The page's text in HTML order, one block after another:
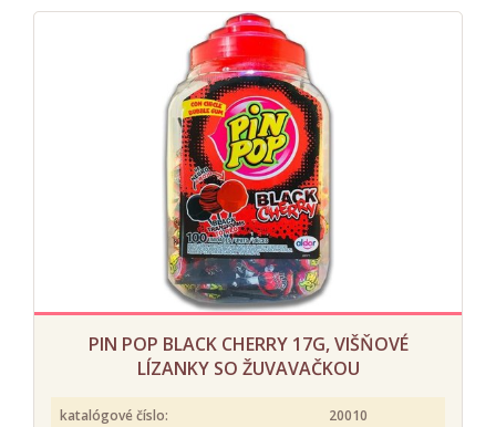
PIN POP BLACK CHERRY 17G, VIŠŇOVÉ
LÍZANKY SO ŽUVAVAČKOU
katalógové číslo:
20010